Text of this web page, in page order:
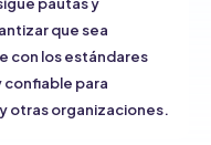
que sea
con los estándares
confiable para
otras organizaciones.